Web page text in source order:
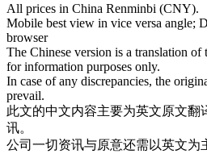
All prices in China Renminbi (CNY).
Mobile best view in vice versa angle;
browser
The Chinese version is a translation
for information purposes only.
In case of any discrepancies, the
prevail.
此文的中文内容主要为英文原文翻
讯。
公司一切资讯与原意还需以英文为